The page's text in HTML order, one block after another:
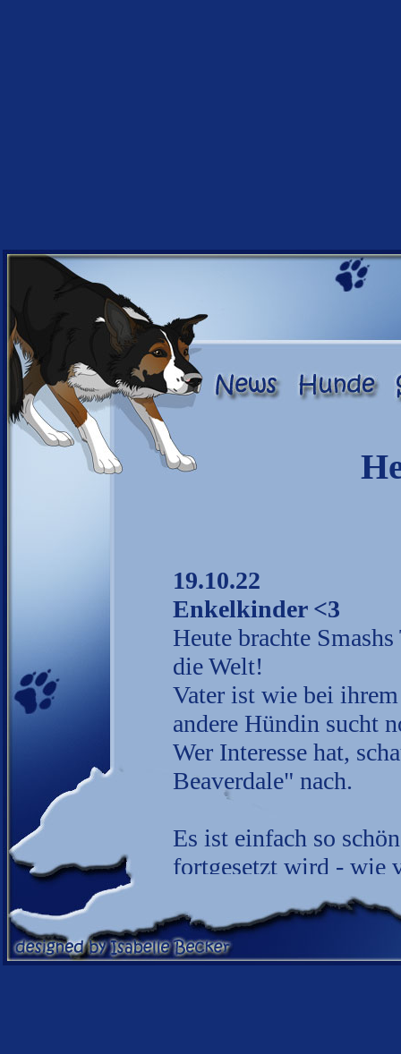
19.10.22
Enkelkinder <3
Heute brachte
die Welt!
Vater ist wie bei
andere Hündin sucht
Wer Interesse hat,
Beaverdale" nach.
Es ist einfach so
fortgesetzt wird - wie
Im kommenden
geplant!